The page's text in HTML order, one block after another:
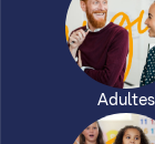
Adultes